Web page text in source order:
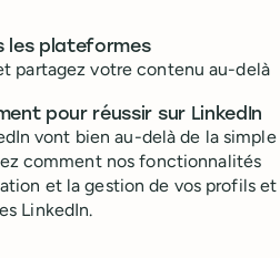
les plateformes
partagez votre contenu au-delà
pour réussir sur LinkedIn
vont bien au-delà de la simple
comment nos fonctionnalités
et la gestion de vos profils et
LinkedIn.